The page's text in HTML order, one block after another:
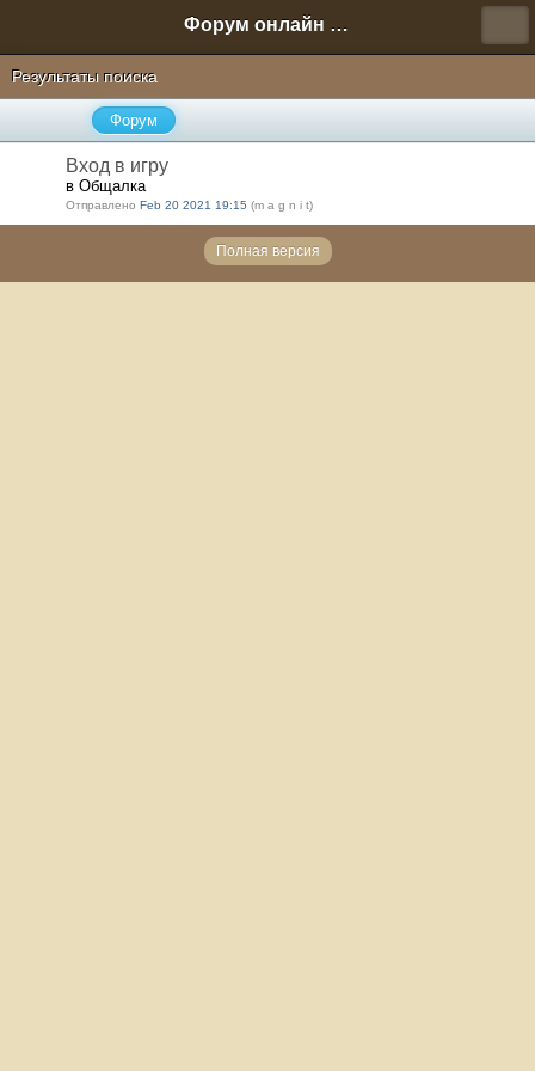
Форум онлайн игры "Новая Эра" (Нюра Биз)
Результаты поиска
Форум
Вход в игру
в Общалка
Отправлено Feb 20 2021 19:15 (m a g n i t)
Полная версия